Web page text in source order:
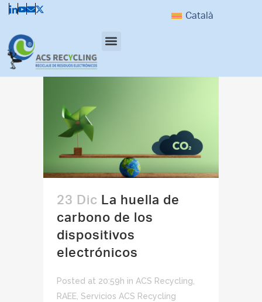
Català
23 Dic La huella de
carbono de los
dispositivos
electrónicos
Posted at 20:59h in ACS Recycling
RAEE Servicios ACS Recycling